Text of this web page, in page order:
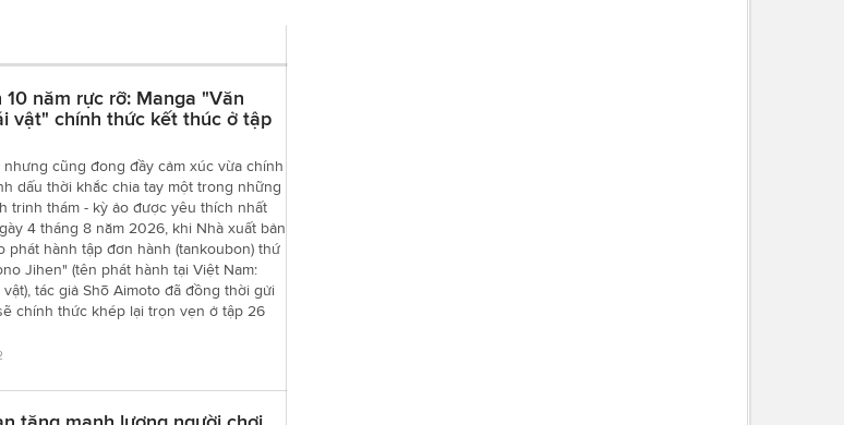
năm rực rỡ: Manga "Văn
vật" chính thức kết thúc ở tập
cũng đong đầy cảm xúc vừa chính
dấu thời khắc chia tay một trong những
trinh thám - kỳ ảo được yêu thích nhất
4 tháng 8 năm 2026, khi Nhà xuất bản
phát hành tập đơn hành (tankoubon) thứ
Jihen" (tên phát hành tại Việt Nam:
tác giả Shō Aimoto đã đồng thời gửi
chính thức khép lại trọn vẹn ở tập 26